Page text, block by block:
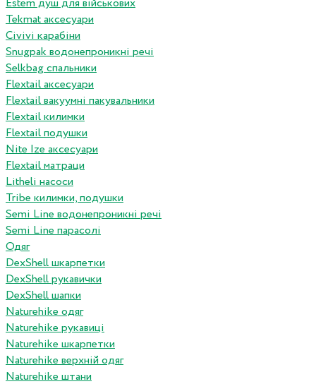
Estem душ для військових
Tekmat аксесуари
Сivivi карабіни
Snugpak водонепроникні речі
Selkbag спальники
Flextail аксесуари
Flextail вакуумні пакувальники
Flextail килимки
Flextail подушки
Nite Ize аксесуари
Flextail матраци
Litheli насоси
Tribe килимки, подушки
Semi Line водонепроникні речі
Semi Line парасолі
Одяг
DexShell шкарпетки
DexShell рукавички
DexShell шапки
Naturehike одяг
Naturehike рукавиці
Naturehike шкарпетки
Naturehike верхній одяг
Naturehike штани